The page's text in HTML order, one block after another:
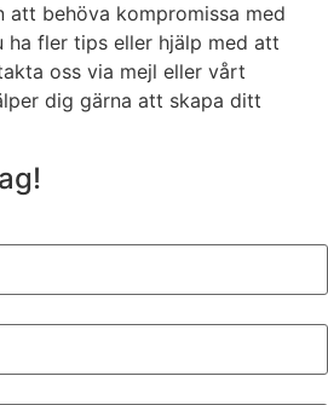
att behöva kompromissa med
ha fler tips eller hjälp med att
oss via mejl eller vårt
dig gärna att skapa ditt